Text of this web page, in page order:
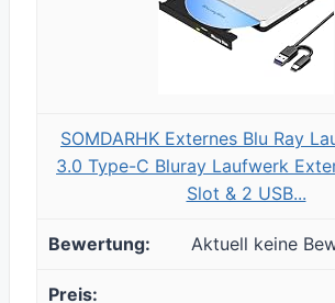
SOMDARHK Externes Blu Ray
3.0 Type-C Bluray Laufwerk
Slot & 2 USB...
Aktuell keine